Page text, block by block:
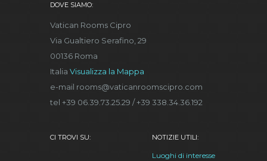
DOVE SIAMO:
Vatican Rooms Cipro
Via Gualtiero Serafino, 29
00136 Roma
Italia Visualizza la Mappa
e-mail rooms@vaticanroomscipro.com
tel +39 06.39.73.25.29 / +39 338.34.36.192
CI TROVI SU: NOTIZIE UTILI:
Luoghi di interesse